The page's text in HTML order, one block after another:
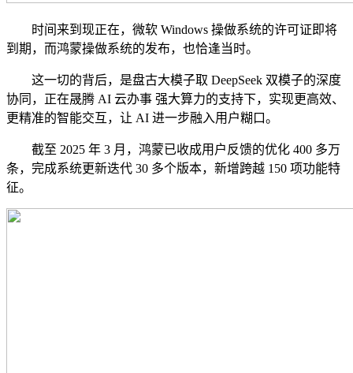
时间来到现正在，微软 Windows 操做系统的许可证即将
到期，而鸿蒙操做系统的发布，也恰逢当时。
这一切的背后，是盘古大模子取 DeepSeek 双模子的深度
协同，正在晟腾 AI 云办事 强大算力的支持下，实现更高效、
更精准的智能交互，让 AI 进一步融入用户糊口。
截至 2025 年 3 月，鸿蒙已收成用户反馈的优化 400 多万
条，完成系统更新迭代 30 多个版本，新增跨越 150 项功能特
征。